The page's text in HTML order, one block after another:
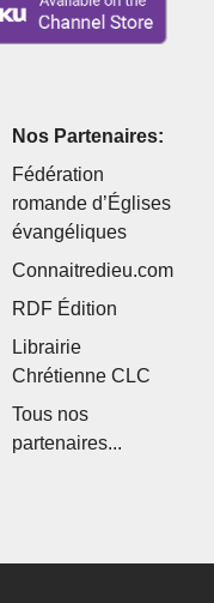
Nos Partenaires:
Fédération
romande d’Églises
évangéliques
Connaitredieu.com
RDF Édition
Librairie
Chrétienne CLC
Tous nos
partenaires...